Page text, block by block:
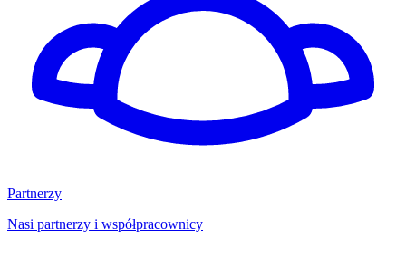
Partnerzy
Nasi partnerzy i współpracownicy